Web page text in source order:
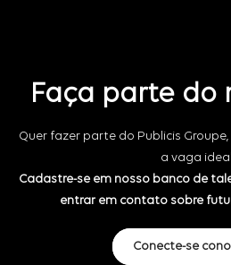
Faça parte do
Quer fazer parte do Publicis
a vaga
Cadastre-se em nosso banco de
entrar em contato sobre
Conecte-se